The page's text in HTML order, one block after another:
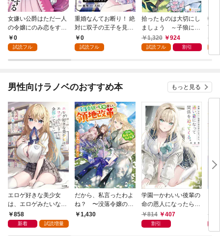
女嫌い公爵はただ一人
の令嬢にのみ恋をする
（分冊版）第１話
0
試読フル
重婚なんてお断り！ 絶
対に双子の王子を見分
けてみせます！（分冊
版） 第１話
0
試読フル
拾ったものは大切にし
ましょう ～子狼に気
に入られた男の転移物
語～
1,320 924
試読フル 割引
転
下
男性向けラノベのおすすめ本 もっと見る
エロゲ好きな美少女
は、エロゲみたいなこ
と全部シてほしい【電
子ＳＳ特典付き】
858
新着 試読増量
だから、私言ったわよ
ね？ 〜没落令嬢の案
外楽しい領地改革〜
1,430
学園一かわいい後輩の
命の恩人になったら、
通い妻になって関係を
迫ってくる。
814 407
割引